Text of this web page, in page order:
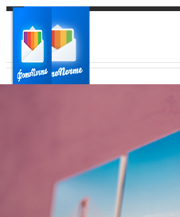
Ваш регион доставки
Выберите из списка: